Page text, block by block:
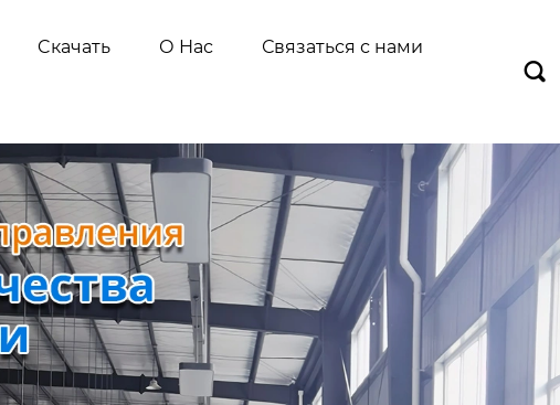
Cкачать О Нас Связаться с нами
